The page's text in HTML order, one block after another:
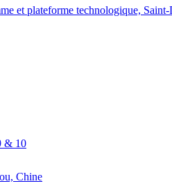
et plateforme technologique,
& 10
Chine